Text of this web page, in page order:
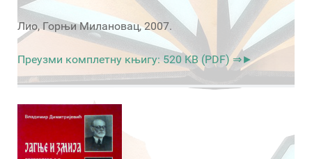
Лио, Горњи Милановац, 2007.
Преузми комплетну књигу: 520 KB (PDF) ⇒►